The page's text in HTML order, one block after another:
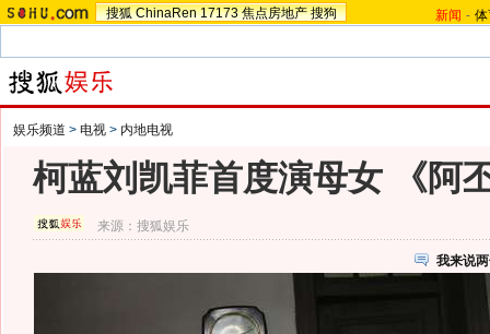
搜狐 ChinaRen 17173 焦点房地产 搜狗 新闻 -
娱乐频道 > 电视 > 内地电视
柯蓝刘凯菲首度演母女 《阿
来源：搜狐娱乐
我来说